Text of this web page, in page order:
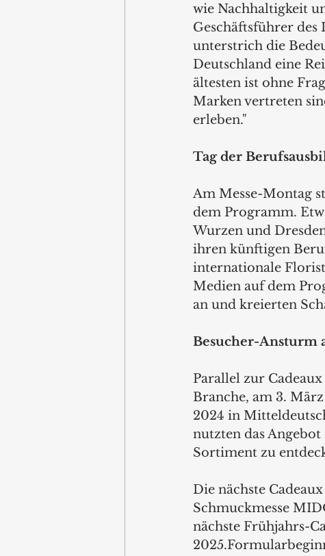
wie Nachhaltigkeit
Geschäftsführer
unterstrich die
Deutschland eine
ältesten ist ohne
Marken vertreten
erleben."
Tag der
Am Messe-Montag
dem Programm.
Wurzen und
ihren künftigen
internationale
Medien auf dem
an und kreierten
Besucher-Ansturm
Parallel zur
Branche, am 3.
2024 in
nutzten das
Sortiment zu
Die nächste
Schmuckmesse
nächste Frühjahrs-